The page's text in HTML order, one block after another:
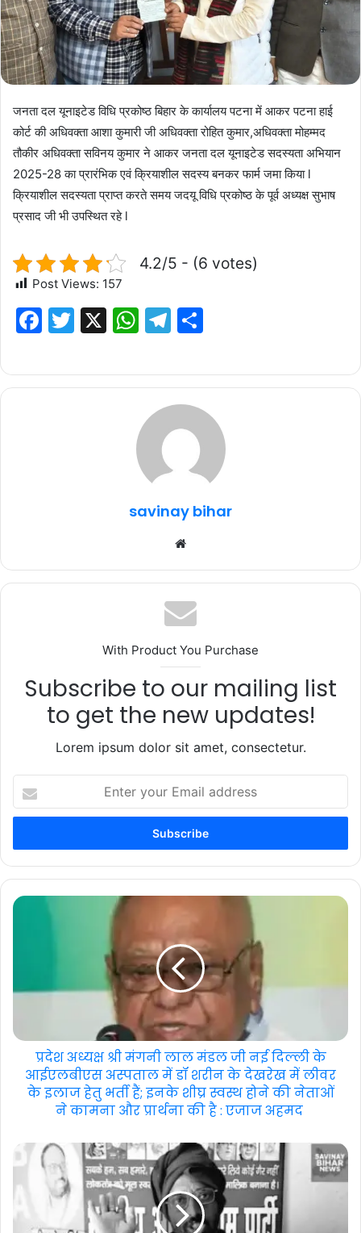
जनता दल यूनाइटेड विधि प्रकोष्ठ बिहार के कार्यालय पटना में आकर पटना हाई
कोर्ट की अधिवक्ता आशा कुमारी जी अधिवक्ता रोहित कुमार,अधिवक्ता मोहम्मद
तौकीर अधिवक्ता सविनय कुमार ने आकर जनता दल यूनाइटेड सदस्यता अभियान
2025-28 का प्रारंभिक एवं क्रियाशील सदस्य बनकर फार्म जमा किया l
क्रियाशील सदस्यता प्राप्त करते समय जदयू विधि प्रकोष्ठ के पूर्व अध्यक्ष सुभाष
प्रसाद जी भी उपस्थित रहे l
4.2/5 - (6 votes)
Post Views: 157
F
c
e
T
it
te
X
W
at
s
A
p
T
e
g
ra
ar
e
savinay bihar
With Product You Purchase
Subscribe to our mailing list
to get the new updates!
Lorem ipsum dolor sit amet, consectetur.
your
Email
प्रदेश अध्यक्ष श्री मंगनी लाल मंडल जी नई दिल्ली के
आईएलबीएस अस्पताल में डॉ शरीन के देखरेख में लीवर
के इलाज हेतु भर्ती हैं; इनके शीघ्र स्वस्थ होने की नेताओं
ने कामना और प्रार्थना की है : एजाज अहमद